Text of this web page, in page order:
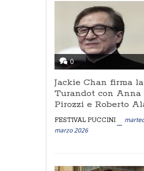
0
Jackie Chan firma la
Turandot con Anna
Pirozzi e Roberto
FESTIVAL PUCCINI
marzo 2026